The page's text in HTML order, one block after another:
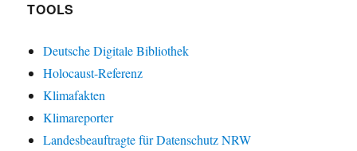
TOOLS
Deutsche Digitale Bibliothek
Holocaust-Referenz
Klimafakten
Klimareporter
Landesbeauftragte für Datenschutz NRW